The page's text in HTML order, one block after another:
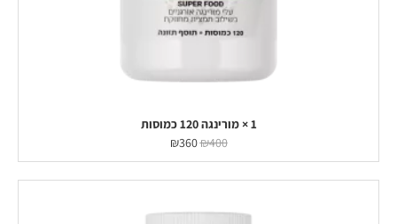
1 × מורינגה 120 כמוסות
₪400
₪360